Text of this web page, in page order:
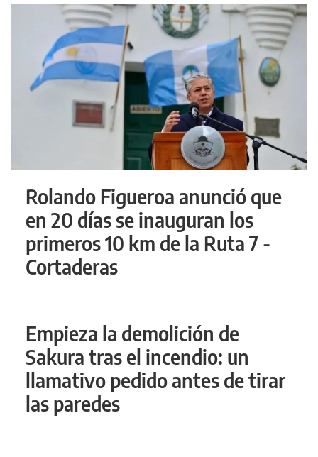
Rolando Figueroa anunció que
en 20 días se inauguran los
primeros 10 km de la Ruta 7 -
Cortaderas
Empieza la demolición de
Sakura tras el incendio: un
llamativo pedido antes de tirar
las paredes